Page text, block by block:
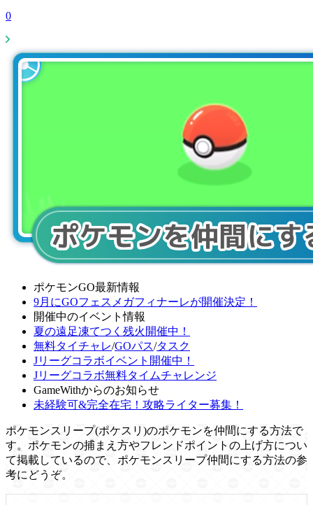
0
ポケモンGO最新情報
9月にGOフェスメガフィナーレが開催決定！
開催中のイベント情報
夏の遠足凍てつく残火開催中！
無料タイチャレ/GOパス/タスク
Jリーグコラボイベント開催中！
Jリーグコラボ無料タイムチャレンジ
GameWithからのお知らせ
未経験可&完全在宅！攻略ライター募集！
ポケモンスリープ(ポケスリ)のポケモンを仲間にする方法で
す。ポケモンの捕まえ方やフレンドポイントの上げ方につい
て掲載しているので、ポケモンスリープ仲間にする方法の参
考にどうぞ。